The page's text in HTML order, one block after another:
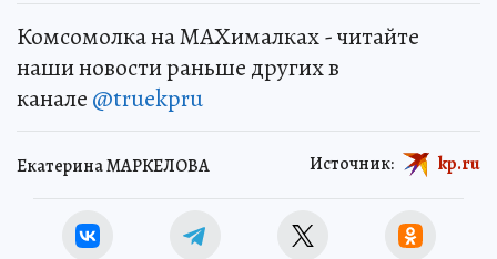
Комсомолка на MAXималках - читайте
наши новости раньше других в
канале @truekpru
Екатерина МАРКЕЛОВА Источник: kp.ru